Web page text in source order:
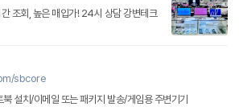
조회, 높은 매입가! 24시 상담 강변테크
sbcore
설치/이메일 또는 패키지 발송/게임용 주변기기